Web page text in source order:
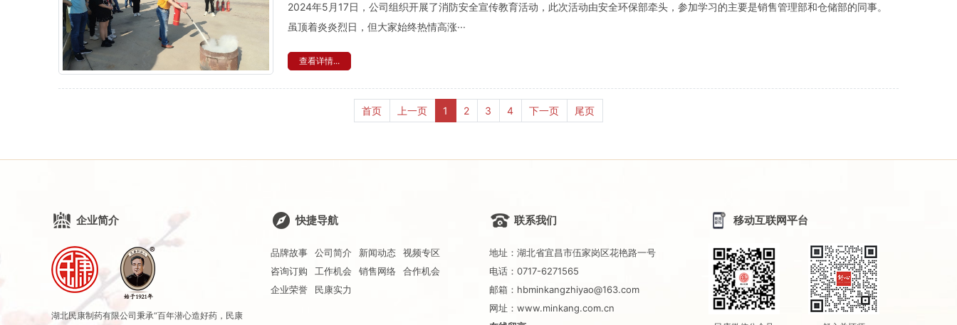
2024年5月17日，公司组织开展了消防安全宣传教育活动，此次活动由安全环保部牵头，参加学习的主要是销售管理部和仓储部的同事。
虽顶着炎炎烈日，但大家始终热情高涨···
查看详情...
首页 上一页 1 2 3 4 下一页 尾页
企业简介
湖北民康制药有限公司秉承“百年潜心造好药，民康
快捷导航
品牌故事 公司简介 新闻动态
视频专区
咨询订购
工作机会 销售网络
合作机会
企业荣誉
民康实力
联系我们
地址：湖北省宜昌市伍家岗区花艳路一号
电话：0717-6271565
邮箱：hbminkangzhiyao@163.com
网址： www.minkang.com.cn
移动互联网平台